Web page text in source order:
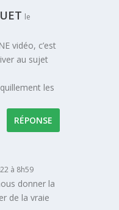
le
vidéo, c’est
au sujet
les
RÉPONSE
à 8h59
donner la
de la vraie